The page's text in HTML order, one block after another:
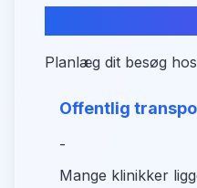
Planlæg dit besøg
Offentlig
-
Mange klinikker